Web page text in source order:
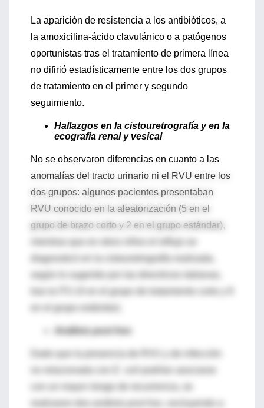
La ​​aparición de resistencia a los antibióticos, a
la amoxicilina-ácido clavulánico o a patógenos
oportunistas tras el tratamiento de primera línea
no difirió estadísticamente entre los dos grupos
de tratamiento en el primer y segundo
seguimiento.
Hallazgos en la cistouretrografía y en la
ecografía renal y vesical
No se observaron diferencias en cuanto a las
anomalías del tracto urinario ni el RVU entre los
dos grupos: algunos pacientes presentaban
RVU conocido en la aleatorización (5 en el
grupo de brazo corto y 2 en el grupo estándar),
diagnosticó en la cistouretrografía realizada,
según lo sugerido por las directrices italianas,
tras la ITU (4 en el grupo de tratamiento corto y 8
en el grupo estándar).
Análisis post hoc
con un mayor riesgo de recurrencia, se